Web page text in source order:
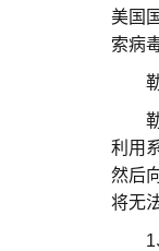
美国
索病
勒
勒
利用
然后
将无
1、